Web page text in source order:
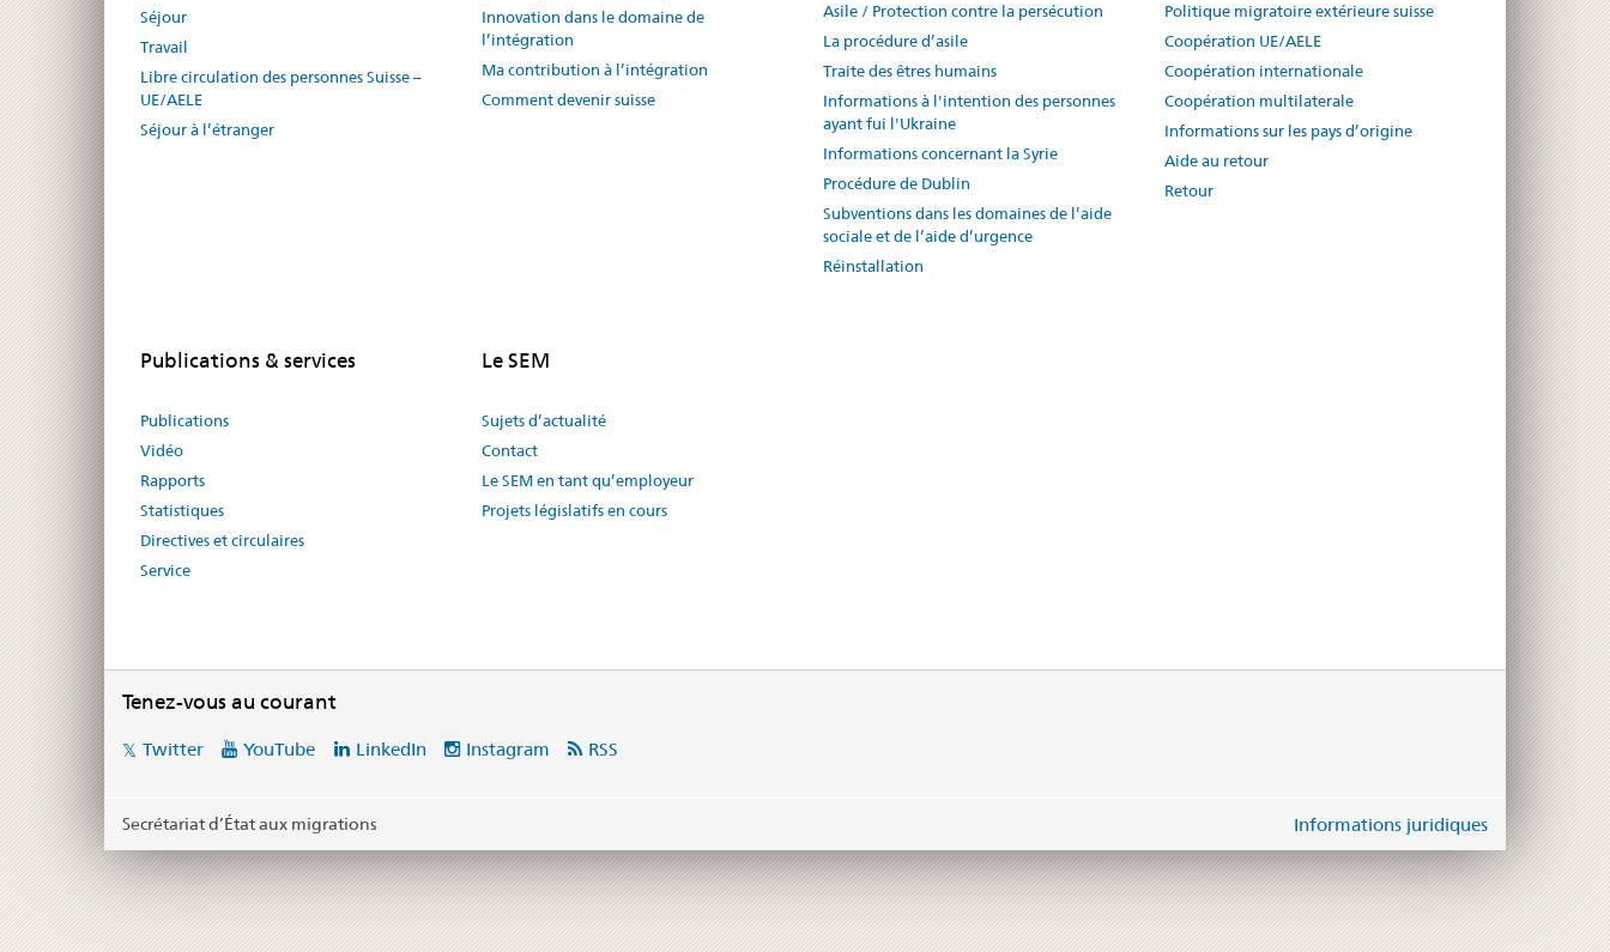
Séjour
Travail
Libre circulation des personnes Suisse –
UE/AELE
Séjour à l’étranger
Innovation dans le domaine de
l’intégration
Ma contribution à l’intégration
Comment devenir suisse
Asile / Protection contre la persécution
La procédure d’asile
Traite des êtres humains
Informations à l'intention des personnes
ayant fui l'Ukraine
Informations concernant la Syrie
Procédure de Dublin
Subventions dans les domaines de l’aide
sociale et de l’aide d’urgence
Réinstallation
Politique migratoire extérieure suisse
Coopération UE/AELE
Coopération internationale
Coopération multilaterale
Informations sur les pays d’origine
Aide au retour
Retour
Publications & services
Publications
Vidéo
Rapports
Statistiques
Directives et circulaires
Service
Le SEM
Sujets d’actualité
Contact
Le SEM en tant qu’employeur
Projets législatifs en cours
Tenez-vous au courant
SocialTwitter YouTube LinkedIn Instagram RSS
Secrétariat d’État aux migrations Informations juridiques